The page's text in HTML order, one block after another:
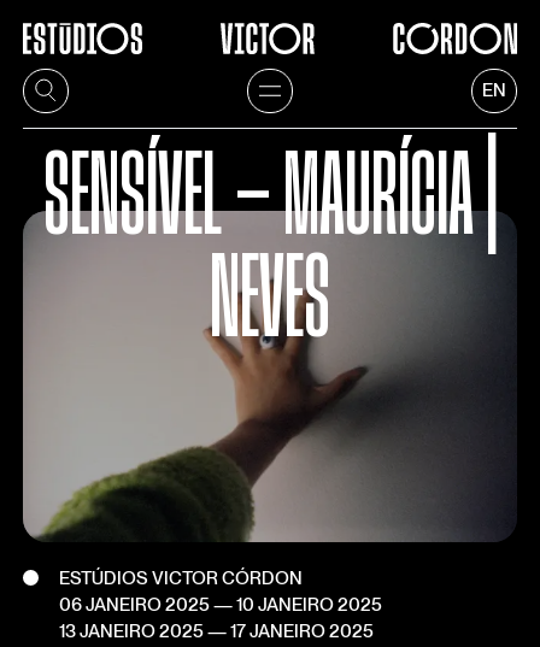
EN
SENSÍVEL — MAURÍCIA |
NEVES
ESTÚDIOS VICTOR CÓRDON
06 JANEIRO 2025— 10 JANEIRO 2025
13 JANEIRO 2025— 17 JANEIRO 2025